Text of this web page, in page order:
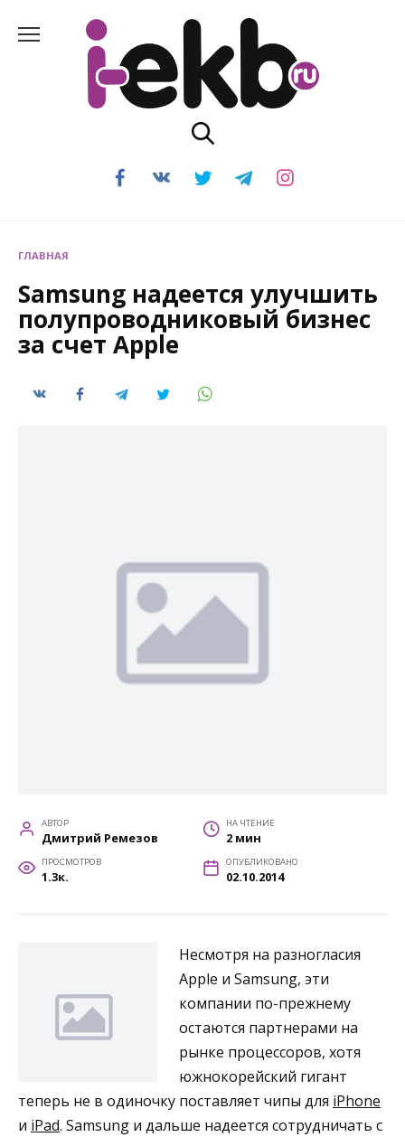
содержанию
ГЛАВНАЯ
Samsung надеется улучшить
полупроводниковый бизнес
за счет Apple
АВТОР
Дмитрий Ремезов
НА ЧТЕНИЕ
2 мин
ПРОСМОТРОВ
1.3к.
ОПУБЛИКОВАНО
02.10.2014
Несмотря на разногласия
Apple и Samsung, эти
компании по-прежнему
остаются партнерами на
рынке процессоров, хотя
южнокорейский гигант
теперь не в одиночку поставляет чипы для iPhone
и iPad. Samsung и дальше надеется сотрудничать с